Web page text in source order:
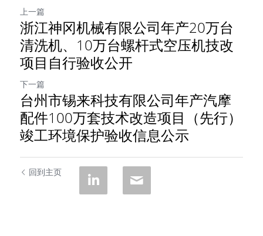
上一篇
浙江神冈机械有限公司年产20万台
清洗机、10万台螺杆式空压机技改
项目自行验收公开
下一篇
台州市锡来科技有限公司年产汽摩
配件100万套技术改造项目（先行）
竣工环境保护验收信息公示
回到主页